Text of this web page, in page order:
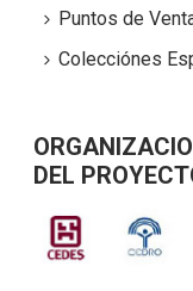
Puntos de
Colecciónes
DEL